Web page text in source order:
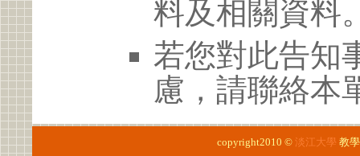
料及相關資料
若您對此告知
慮，請聯絡本
copyright2010 © 淡江大學 教